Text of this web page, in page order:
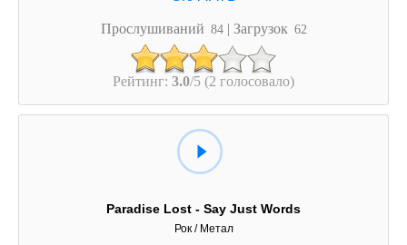
Прослушиваний 84 | Загрузок 62
Рейтинг: 3.0/5 (2 голосовало)
Paradise Lost - Say Just Words
Рок / Метал